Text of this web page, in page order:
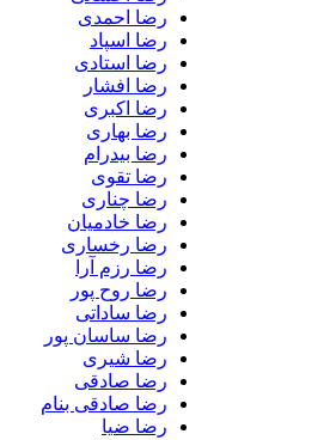
رضا احمدی
رضا اسپاد
رضا استادی
رضا افشار
رضا اکبری
رضا بهاری
رضا بیدرام
رضا تقوی
رضا چناری
رضا خادمیان
رضا رخساری
رضا رزم آرا
رضا روح پور
رضا ساداتی
رضا ساسان پور
رضا شیری
رضا صادقی
رضا صادقی بنام
رضا ضیا